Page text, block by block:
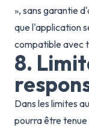
», sans garantie
que l'application
compatible avec
8.
Dans les limites
pourra être